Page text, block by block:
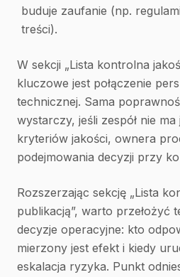
buduje zaufanie (np.
treści).
W sekcji „Lista kontrolna
kluczowe jest połączenie
technicznej. Sama
wystarczy, jeśli zespół nie
kryteriów jakości, ownera
podejmowania decyzji przy
Rozszerzając sekcję „Lista
publikacją”, warto przełożyć
decyzje operacyjne: kto
mierzony jest efekt i kiedy
eskalacja ryzyka. Punkt